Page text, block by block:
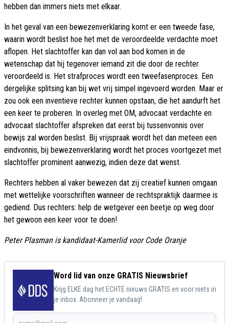
hebben dan immers niets met elkaar.
In het geval van een bewezenverklaring komt er een tweede fase,
waarin wordt beslist hoe het met de veroordeelde verdachte moet
aflopen. Het slachtoffer kan dan vol aan bod komen in de
wetenschap dat hij tegenover iemand zit die door de rechter
veroordeeld is. Het strafproces wordt een tweefasenproces. Een
dergelijke splitsing kan bij wet vrij simpel ingevoerd worden. Maar er
zou ook een inventieve rechter kunnen opstaan, die het aandurft het
een keer te proberen. In overleg met OM, advocaat verdachte en
advocaat slachtoffer afspreken dat eerst bij tussenvonnis over
bewijs zal worden beslist. Bij vrijspraak wordt het dan meteen een
eindvonnis, bij bewezenverklaring wordt het proces voortgezet met
slachtoffer prominent aanwezig, indien deze dat wenst.
Rechters hebben al vaker bewezen dat zij creatief kunnen omgaan
met wettelijke voorschriften wanneer de rechtspraktijk daarmee is
gediend. Dus rechters: help de wetgever een beetje op weg door
het gewoon een keer voor te doen!
Peter Plasman is kandidaat-Kamerlid voor Code Oranje
Word lid van onze GRATIS Nieuwsbrief
Krijg ELKE dag het ECHTE nieuws GRATIS en voor niets in
je inbox. Abonneer je vandaag!